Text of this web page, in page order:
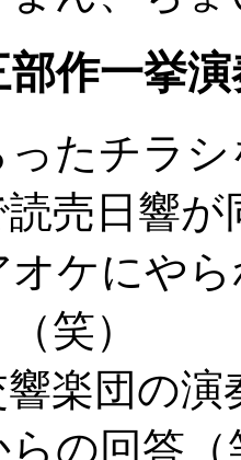
部作一挙
たチラ
読売日響
オケにや
笑）
楽団の
の回答